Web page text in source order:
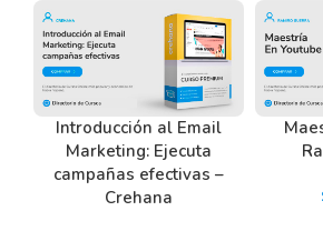
Introducción al Email
Marketing: Ejecuta
campañas efectivas –
Crehana